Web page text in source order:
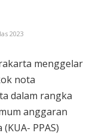
2023
menggelar
nota
dalam rangka
anggaran
PPAS)